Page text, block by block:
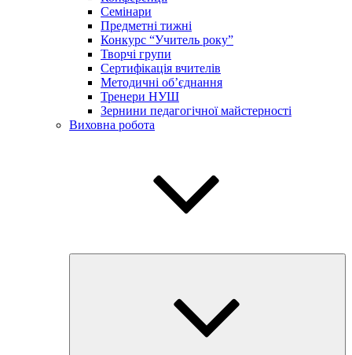
Семінари
Предметні тижні
Конкурс “Учитель року”
Творчі групи
Сертифікація вчителів
Методичні об’єднання
Тренери НУШ
Зернини педагогічної майстерності
Виховна робота